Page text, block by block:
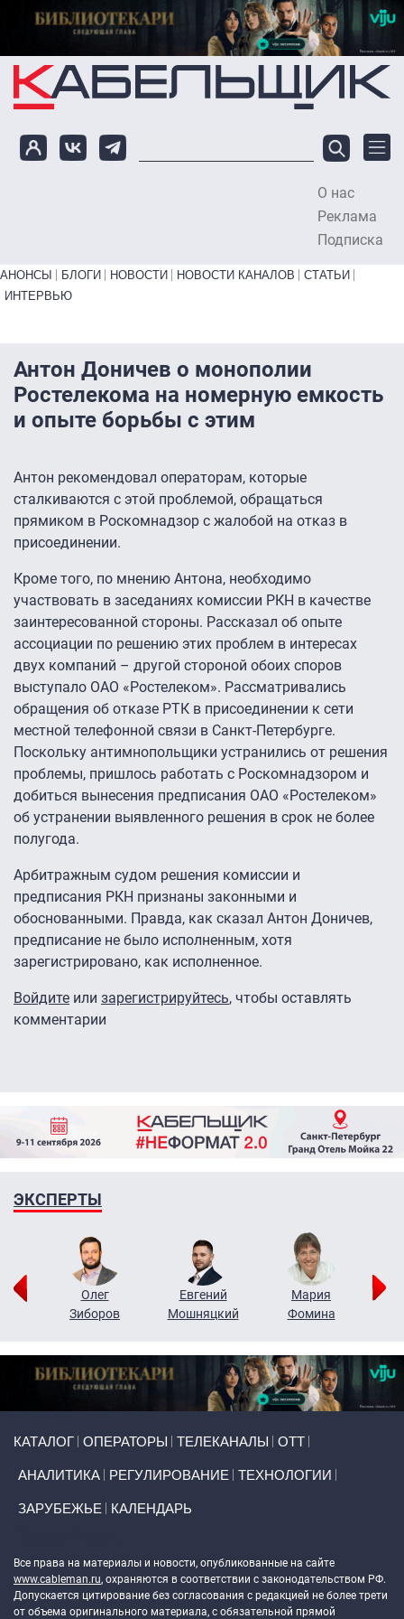
Перейти к основному содержанию
О нас
Реклама
Подписка
Primary links bottom
АНОНСЫ БЛОГИ НОВОСТИ НОВОСТИ КАНАЛОВ
СТАТЬИ
ИНТЕРВЬЮ
Антон Доничев о монополии
Ростелекома на номерную емкость
и опыте борьбы с этим
Антон рекомендовал операторам, которые
сталкиваются с этой проблемой, обращаться
прямиком в Роскомнадзор с жалобой на отказ в
присоединении.
Кроме того, по мнению Антона, необходимо
участвовать в заседаниях комиссии РКН в качестве
заинтересованной стороны. Рассказал об опыте
ассоциации по решению этих проблем в интересах
двух компаний – другой стороной обоих споров
выступало ОАО «Ростелеком». Рассматривались
обращения об отказе РТК в присоединении к сети
местной телефонной связи в Санкт-Петербурге.
Поскольку антимнопольщики устранились от решения
проблемы, пришлось работать с Роскомнадзором и
добиться вынесения предписания ОАО «Ростелеком»
об устранении выявленного решения в срок не более
полугода.
Арбитражным судом решения комиссии и
предписания РКН признаны законными и
обоснованными. Правда, как сказал Антон Доничев,
предписание не было исполненным, хотя
зарегистрировано, как исполненное.
Войдите или зарегистрируйтесь, чтобы оставлять
комментарии
ЭКСПЕРТЫ
Олег
Зиборов
Евгений
Мошняцкий
Мария
Фомина
КАТАЛОГ ОПЕРАТОРЫ ТЕЛЕКАНАЛЫ ОТТ
АНАЛИТИКА РЕГУЛИРОВАНИЕ ТЕХНОЛОГИИ
ЗАРУБЕЖЬЕ КАЛЕНДАРЬ
Все права на материалы и новости, опубликованные на сайте
www.cableman.ru, охраняются в соответствии с законодательством РФ.
Допускается цитирование без согласования с редакцией не более трети
от объема оригинального материала, с обязательной прямой